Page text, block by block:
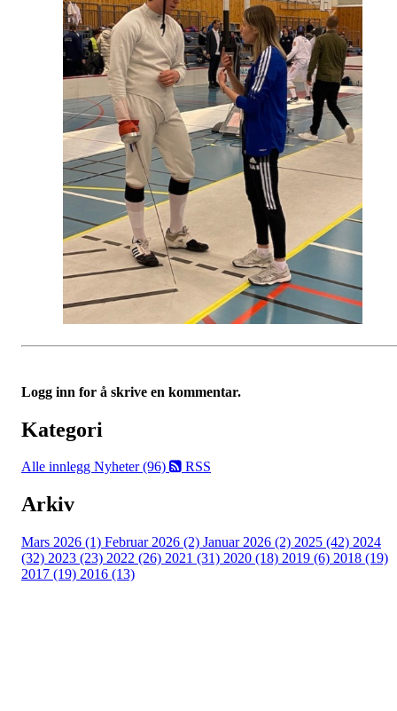
Logg inn for å skrive en kommentar.
Kategori
Alle innlegg Nyheter (96) RSS
Arkiv
Mars 2026 (1) Februar 2026 (2) Januar 2026 (2) 2025 (42) 2024
(32) 2023 (23) 2022 (26) 2021 (31) 2020 (18) 2019 (6) 2018 (19)
2017 (19) 2016 (13)